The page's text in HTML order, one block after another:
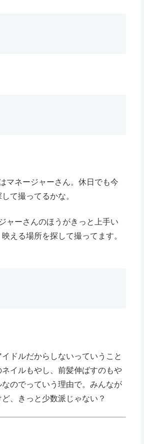
マネージャーさん。休日でも今
て撮ってるかな。
ャーさんのほうがきっと上手い
える場所を探して撮ってます。
ドルだからしないっていうこと
イルもやし、前髪伸ばすのもや
のでっていう理由で。みんなが
、きっと少数派じゃない？